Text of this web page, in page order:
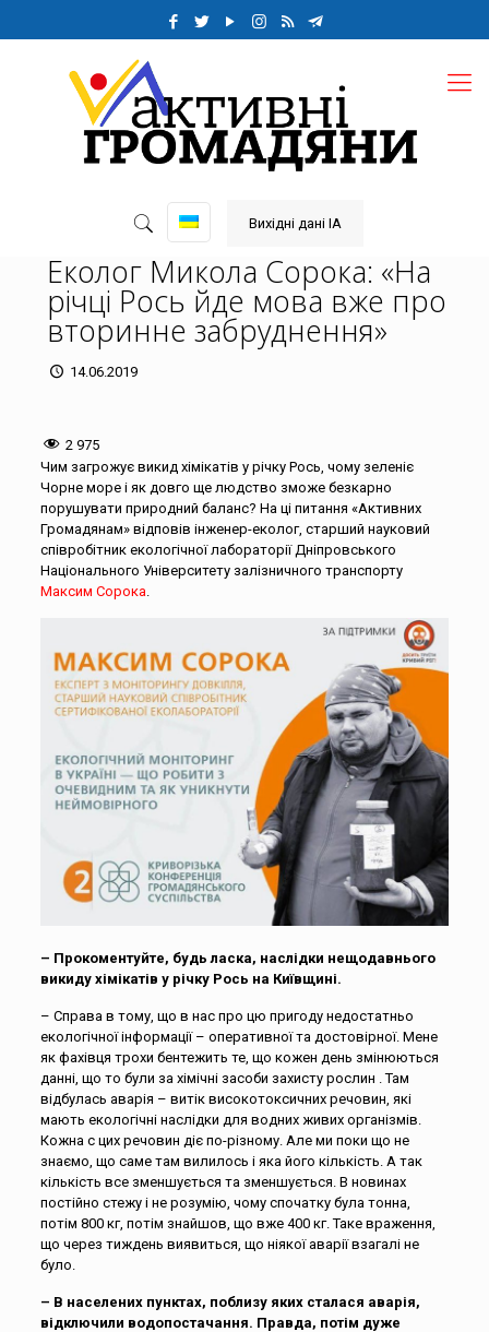
Вихідні дані ІА
Еколог Микола Сорока: «На
річці Рось йде мова вже про
вторинне забруднення»
14.06.2019
2 975
Чим загрожує викид хімікатів у річку Рось, чому зеленіє
Чорне море і як довго ще людство зможе безкарно
порушувати природний баланс? На ці питання «Активних
Громадянам» відповів інженер-еколог, старший науковий
співробітник екологічної лабораторії Дніпровського
Національного Університету залізничного транспорту
Максим Сорока.
– Прокоментуйте, будь ласка, наслідки нещодавнього
викиду хімікатів у річку Рось на Київщині.
– Справа в тому, що в нас про цю пригоду недостатньо
екологічної інформації – оперативної та достовірної. Мене
як фахівця трохи бентежить те, що кожен день змінюються
данні, що то були за хімічні засоби захисту рослин . Там
відбулась аварія – витік високотоксичних речовин, які
мають екологічні наслідки для водних живих організмів.
Кожна с цих речовин діє по-різному. Але ми поки що не
знаємо, що саме там вилилось і яка його кількість. А так
кількість все зменшується та зменшується. В новинах
постійно стежу і не розумію, чому спочатку була тонна,
потім 800 кг, потім знайшов, що вже 400 кг. Таке враження,
що через тиждень виявиться, що ніякої аварії взагалі не
було.
– В населених пунктах, поблизу яких сталася аварія,
відключили водопостачання. Правда, потім дуже